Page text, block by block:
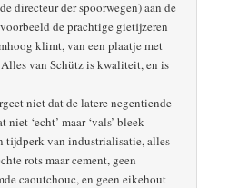
directeur der spoorwegen) aan de
de prachtige gietijzeren
klimt, van een plaatje met
van Schütz is kwaliteit, en is
niet dat de latere negentiende
niet ‘echt’ maar ‘vals’ bleek –
tijdperk van industrialisatie, alles
rots maar cement, geen
caoutchouc, en geen eikehout